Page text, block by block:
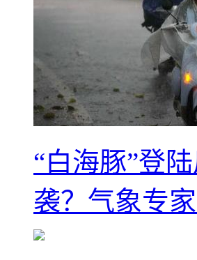
“白海豚”登
袭？气象专